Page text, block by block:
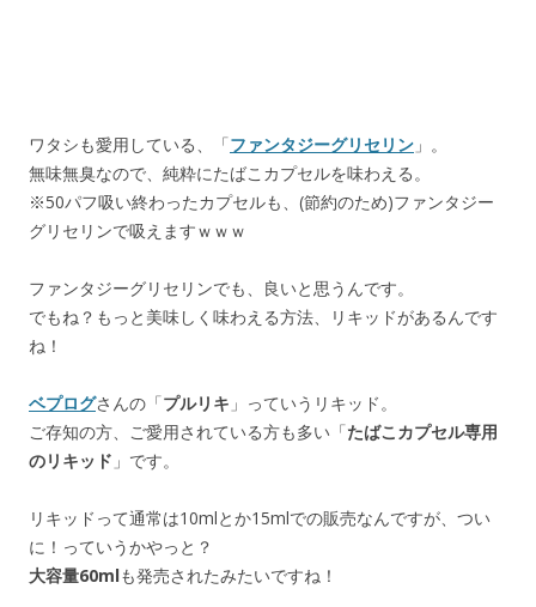
ワタシも愛用している、「ファンタジーグリセリン 」。
無味無臭なので、純粋にたばこカプセルを味わえる。
※50パフ吸い終わったカプセルも、(節約のため)ファンタジー
グリセリンで吸えますｗｗｗ
ファンタジーグリセリンでも、良いと思うんです。
でもね？もっと美味しく味わえる方法、リキッドがあるんです
ね！
ベプログさんの「プルリキ 」っていうリキッド。
ご存知の方、ご愛用されている方も多い「たばこカプセル専用
のリキッド 」です。
リキッドって通常は10mlとか15mlでの販売なんですが、つい
に！っていうかやっと？
大容量60mlも発売されたみたいですね！